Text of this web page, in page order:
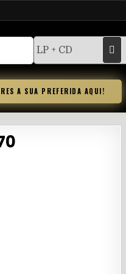
A SUA PREFERIDA AQUI!